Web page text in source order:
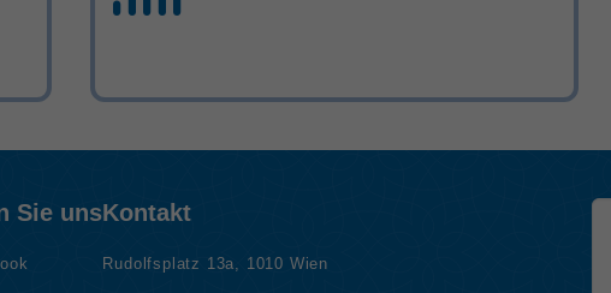
Sie unsKontakt
Rudolfsplatz 13a, 1010 Wien